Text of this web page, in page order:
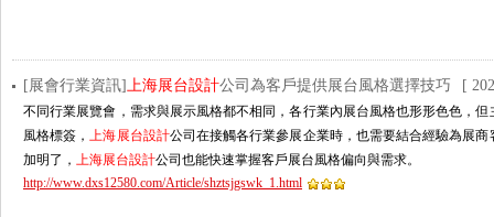
[展會行業資訊]上海展台設計公司為客戶提供展台風格選擇技巧 [
不同行業展覽會，需求與展示風格都不相同，各行業內展台風格也形形色色
風格標簽，上海展台設計公司在接觸各行業參展企業時，也需要結合經驗為展
加明了， 上海展台設計公司也能快速掌握客戶展台風格偏向與需求。
http://www.dxs12580.com/Article/shztsjgswk_1.html